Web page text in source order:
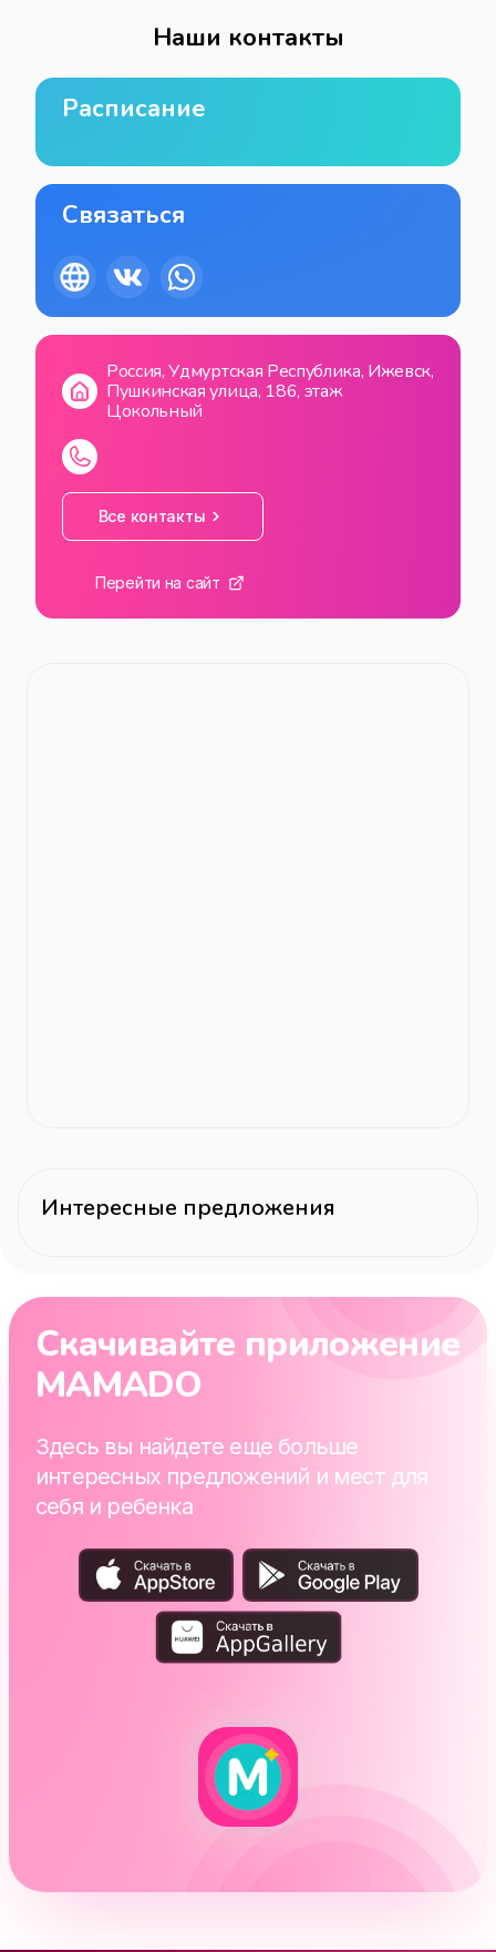
Наши контакты
Расписание
Связаться
Россия, Удмуртская Республика, Ижевск,
Пушкинская улица, 186, этаж
Цокольный
Все контакты
Перейти на сайт
Интересные предложения
Скачивайте приложение
MAMADO
Здесь вы найдете еще больше
интересных предложений и мест для
себя и ребенка